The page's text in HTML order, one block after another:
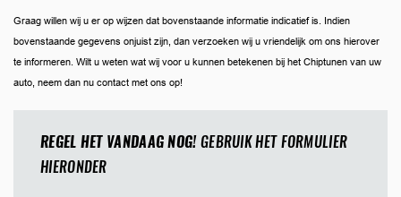
Graag willen wij u er op wijzen dat bovenstaande informatie indicatief is. Indien
bovenstaande gegevens onjuist zijn, dan verzoeken wij u vriendelijk om ons hierover
te informeren. Wilt u weten wat wij voor u kunnen betekenen bij het Chiptunen van uw
auto, neem dan nu contact met ons op!
REGEL HET VANDAAG NOG!GEBRUIK HET FORMULIER
HIERONDER